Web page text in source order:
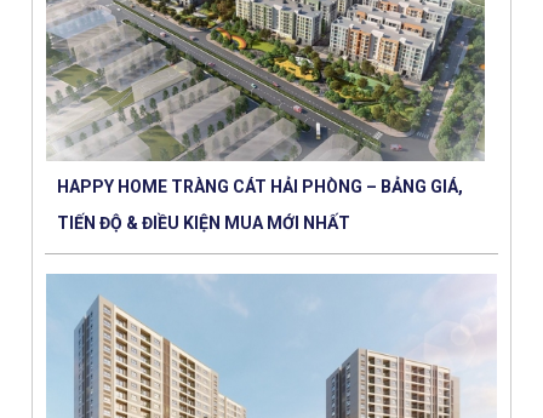
HAPPY HOME TRÀNG CÁT HẢI PHÒNG – BẢNG GIÁ,
TIẾN ĐỘ & ĐIỀU KIỆN MUA MỚI NHẤT